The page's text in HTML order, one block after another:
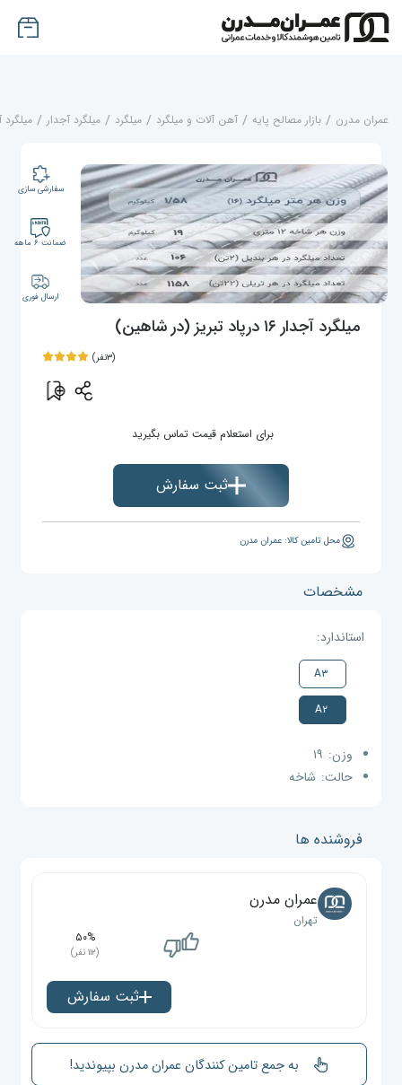
عمران مدرن / بازار مصالح پایه / آهن آلات و میلگرد / میلگرد / میلگرد آجدار / میلگرد
سفارشی سازی
ضمانت ۶ ماهه
ارسال فوری
میلگرد آجدار ۱۶ درپاد تبریز (در شاهین)
(۳نفر)
برای استعلام قیمت تماس بگیرید
ثبت سفارش
محل تامین کالا: عمران مدرن
مشخصات
استاندارد:
A۳
A۲
وزن: ۱۹
حالت: شاخه
فروشنده ها
عمران مدرن
تهران
۵۰%
(۱۱۲ نفر)
ثبت سفارش
به جمع تامین کنندگان عمران مدرن بپیوندید!